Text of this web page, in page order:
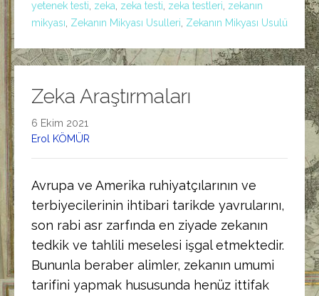
yetenek testi zeka zeka testi zeka testleri zekanın
mikyası Zekanın Mikyası Usulleri Zekanın Mikyası Usulü
Zeka Araştırmaları
6 Ekim 2021
Erol KÖMÜR
Avrupa ve Amerika ruhiyatçılarının ve
terbiyecilerinin ihtibari tarikde yavrularını,
son rabi asr zarfında en ziyade zekanın
tedkik ve tahlili meselesi işgal etmektedir.
Bununla beraber alimler, zekanın umumi
tarifini yapmak hususunda henüz ittifak